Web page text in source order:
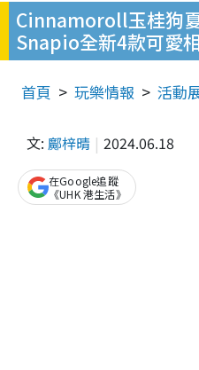
Cinnamoroll玉桂狗
Snapio全新4款可愛
首頁 玩樂情報 活動
文: 鄺梓晴 2024.06.18
在Google追蹤
《UHK 港生活》